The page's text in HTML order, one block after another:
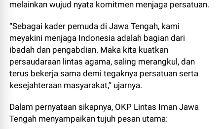
melainkan wujud nyata komitmen menjaga persatuan.
“Sebagai kader pemuda di Jawa Tengah, kami
meyakini menjaga Indonesia adalah bagian dari
ibadah dan pengabdian. Maka kita kuatkan
persaudaraan lintas agama, saling merangkul, dan
terus bekerja sama demi tegaknya persatuan serta
kesejahteraan masyarakat,” ujarnya.
Dalam pernyataan sikapnya, OKP Lintas Iman Jawa
Tengah menyampaikan tujuh pesan utama: